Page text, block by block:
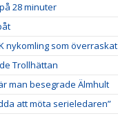
28 minuter
nykomling som överraskat
Trollhättan
man besegrade Älmhult
att möta serieledaren”